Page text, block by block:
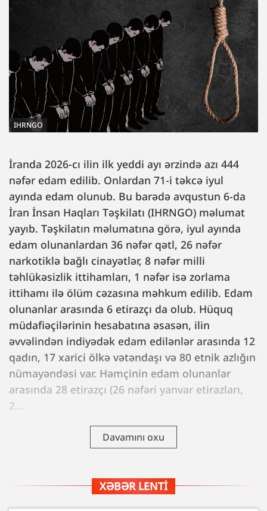
IHRNGO
İranda 2026-cı ilin ilk yeddi ayı ərzində azı 444
nəfər edam edilib. Onlardan 71-i təkcə iyul
ayında edam olunub. Bu barədə avqustun 6-da
İran İnsan Haqları Təşkilatı (IHRNGO) məlumat
yayıb. Təşkilatın məlumatına görə, iyul ayında
edam olunanlardan 36 nəfər qətl, 26 nəfər
narkotiklə bağlı cinayətlər, 8 nəfər milli
təhlükəsizlik ittihamları, 1 nəfər isə zorlama
ittihamı ilə ölüm cəzasına məhkum edilib. Edam
olunanlar arasında 6 etirazçı da olub. Hüquq
müdafiəçilərinin hesabatına əsasən, ilin
əvvəlindən indiyədək edam edilənlər arasında 12
qadın, 17 xarici ölkə vətəndaşı və 80 etnik azlığın
nümayəndəsi var. Həmçinin edam olunanlar
arasında 28 etirazçı (26 nəfəri yanvar etirazları,
2...
Davamını oxu
XƏBƏR LENTI